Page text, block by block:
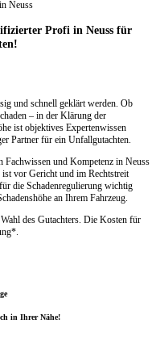
Profi in Neuss für
und schnell geklärt werden. Ob
– in der Klärung der
ist objektives Expertenwissen
Partner für ein Unfallgutachten.
Fachwissen und Kompetenz in Neuss
vor Gericht und im Rechtstreit
die Schadenregulierung wichtig
an Ihrem Fahrzeug.
des Gutachters. Die Kosten für
in Ihrer Nähe!